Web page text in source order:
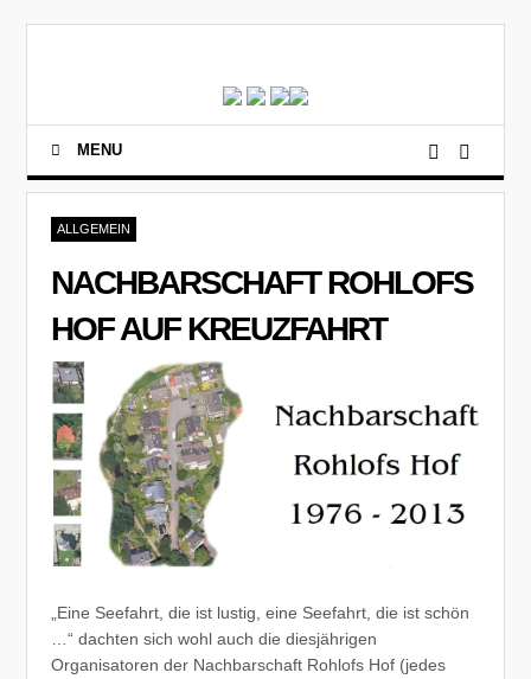
MENU
ALLGEMEIN
NACHBARSCHAFT ROHLOFS
HOF AUF KREUZFAHRT
„Eine Seefahrt, die ist lustig, eine Seefahrt, die ist schön
…“ dachten sich wohl auch die diesjährigen
Organisatoren der Nachbarschaft Rohlofs Hof (jedes